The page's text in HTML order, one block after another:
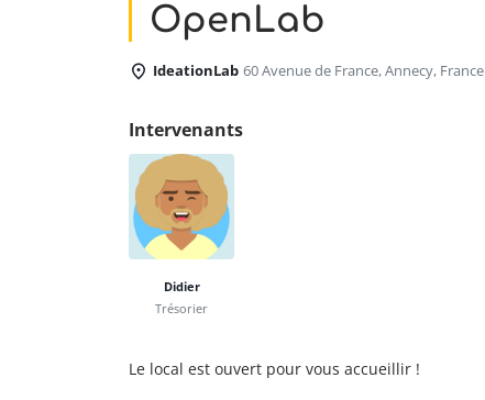
OpenLab
IdeationLab 60 Avenue de France, Annecy, France
Intervenants
Didier
Trésorier
Le local est ouvert pour vous accueillir !